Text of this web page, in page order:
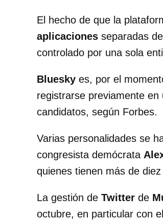
El hecho de que la
aplicaciones separadas
controlado por una sola
Bluesky es, por el
registrarse previamente
candidatos, según Forbes.
Varias personalidades se
congresista demócrata
quienes tienen más de
La gestión de Twitter de
octubre, en particular con el